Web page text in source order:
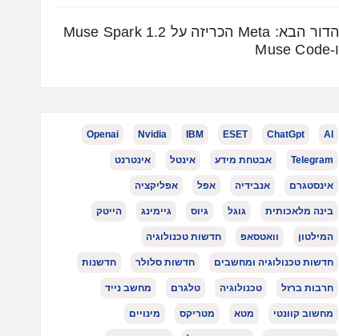
הדור הבא: Meta הכריזה על Muse Spark 1.2
ו-Muse Code
AI
ChatGpt
ESET
IBM
Nvidia
Openai
Telegram אבטחת מידע אינטל אינטרנט
אינסטגרם אנבידיה אפל אפליקציה
בינה מלאכותית גוגל גיוס גיימינג הייטק
המילטון וואטסאפ חדשות טכנולוגיה
חדשות טכנולוגיה ומחשבים חדשות סלולר חדשנות
חרבות ברזל טכנולוגיה טלגרם מחשב נייד
מחשוב קוונטי מטא מטריקס מינויים